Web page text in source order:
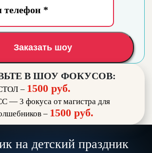
Заказать шоу
В ШОУ ФОКУСОВ:
– 1500 руб.
3 фокуса от магистра для
– 1500 руб.
на детский праздник